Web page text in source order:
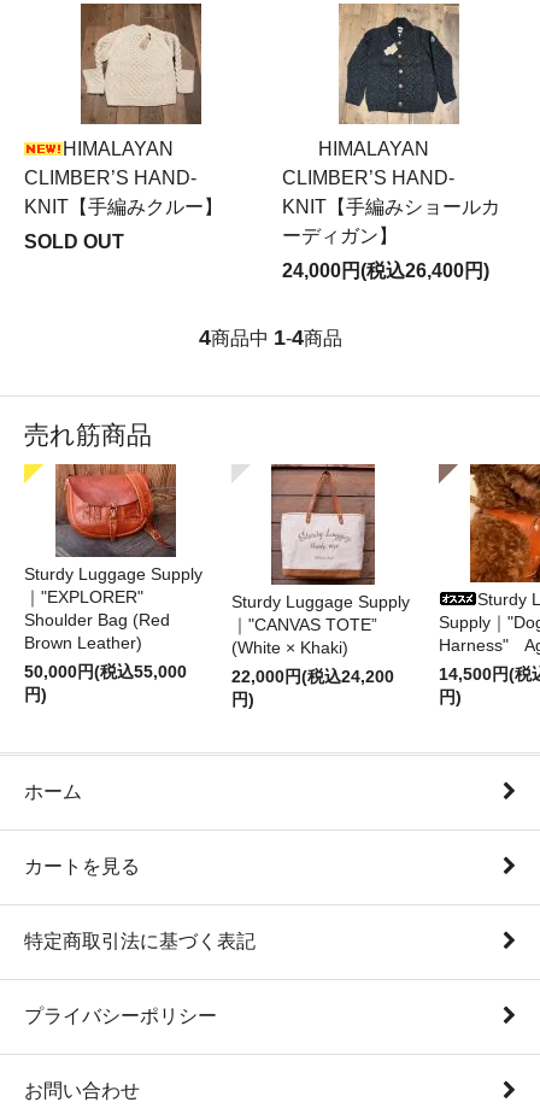
HIMALAYAN
CLIMBER’S HAND-
KNIT【手編みクルー】
SOLD OUT
HIMALAYAN
CLIMBER’S HAND-
KNIT【手編みショールカ
ーディガン】
24,000円(税込26,400円)
4商品中 1-4商品
売れ筋商品
Sturdy Luggage Supply
｜"EXPLORER"
Shoulder Bag (Red
Brown Leather)
50,000円(税込55,000
円)
Sturdy Luggage Supply
｜"CANVAS TOTE”
(White × Khaki)
22,000円(税込24,200
円)
Sturdy
Supply｜
Harness"
14,500円(税
円)
ホーム
カートを見る
特定商取引法に基づく表記
プライバシーポリシー
お問い合わせ